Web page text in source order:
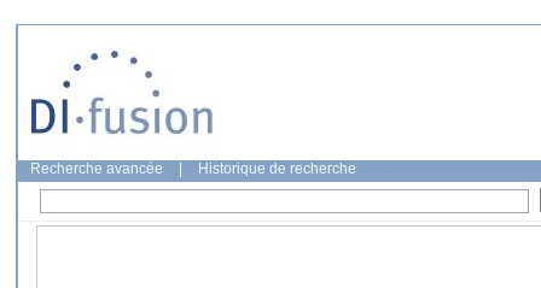
Recherche avancée Historique de recherche